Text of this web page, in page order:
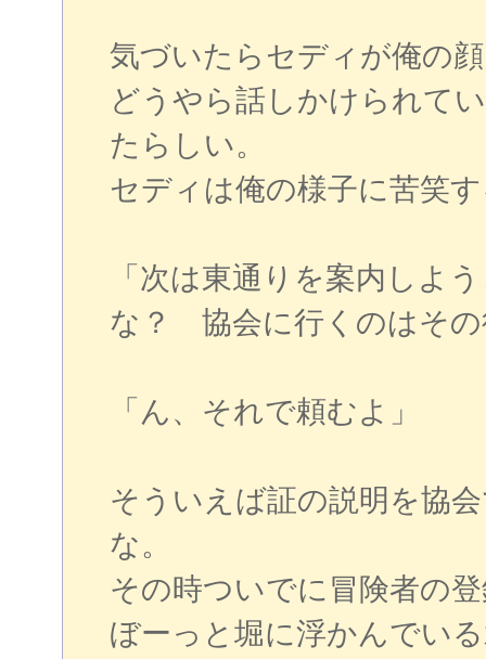
気づいたらセディが俺の
どうやら話しかけられて
たらしい。
セディは俺の様子に苦笑
「次は東通りを案内しよ
な？ 協会に行くのはその
「ん、それで頼むよ」
そういえば証の説明を協
な。
その時ついでに冒険者の
ぼーっと堀に浮かんでい